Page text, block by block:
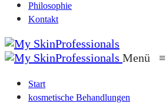
Philosophie
Kontakt
Menü ≡
Start
kosmetische Behandlungen